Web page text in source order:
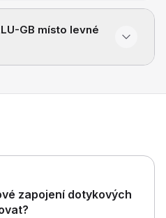
GB místo levné
zapojení dotykových